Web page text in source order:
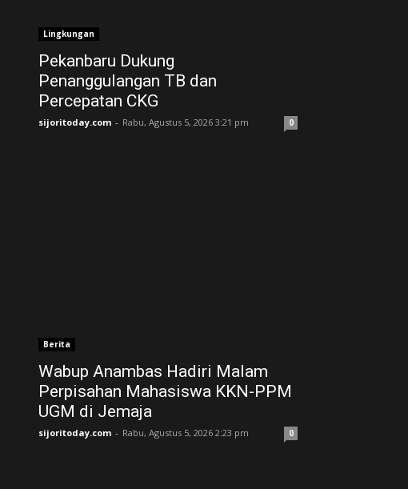
Lingkungan
Pekanbaru Dukung
Penanggulangan TB dan
Percepatan CKG
sijoritoday.com - Rabu, Agustus 5, 2026 3:21 pm 0
Berita
Wabup Anambas Hadiri Malam
Perpisahan Mahasiswa KKN-PPM
UGM di Jemaja ‎
sijoritoday.com - Rabu, Agustus 5, 2026 2:23 pm 0